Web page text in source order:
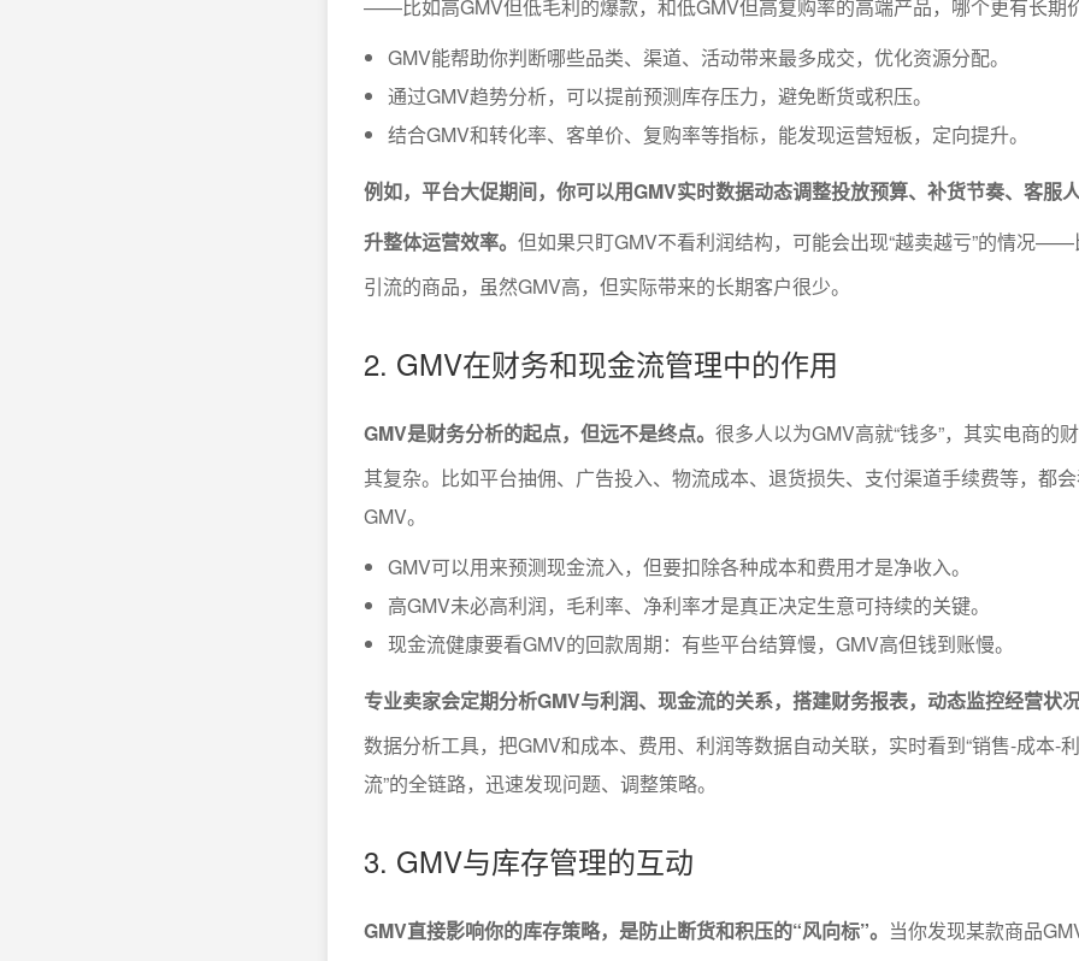
——比如高GMV但低毛利的爆款，和低GMV但高复购率的高端产品，哪个更有长期
GMV能帮助你判断哪些品类、渠道、活动带来最多成交，优化资源分配。
通过GMV趋势分析，可以提前预测库存压力，避免断货或积压。
结合GMV和转化率、客单价、复购率等指标，能发现运营短板，定向提升。
例如，平台大促期间，你可以用GMV实时数据动态调整投放预算、补货节奏、客服
升整体运营效率。 但如果只盯GMV不看利润结构，可能会出现“越卖越亏”的情况
引流的商品，虽然GMV高，但实际带来的长期客户很少。
2. GMV在财务和现金流管理中的作用
GMV是财务分析的起点，但远不是终点。 很多人以为GMV高就“钱多”，其实电商的
其复杂。比如平台抽佣、广告投入、物流成本、退货损失、支付渠道手续费等，都
GMV。
GMV可以用来预测现金流入，但要扣除各种成本和费用才是净收入。
高GMV未必高利润，毛利率、净利率才是真正决定生意可持续的关键。
现金流健康要看GMV的回款周期：有些平台结算慢，GMV高但钱到账慢。
专业卖家会定期分析GMV与利润、现金流的关系，搭建财务报表，动态监控经营状况
数据分析工具，把GMV和成本、费用、利润等数据自动关联，实时看到“销售-成本-
流”的全链路，迅速发现问题、调整策略。
3. GMV与库存管理的互动
GMV直接影响你的库存策略，是防止断货和积压的“风向标”。 当你发现某款商品